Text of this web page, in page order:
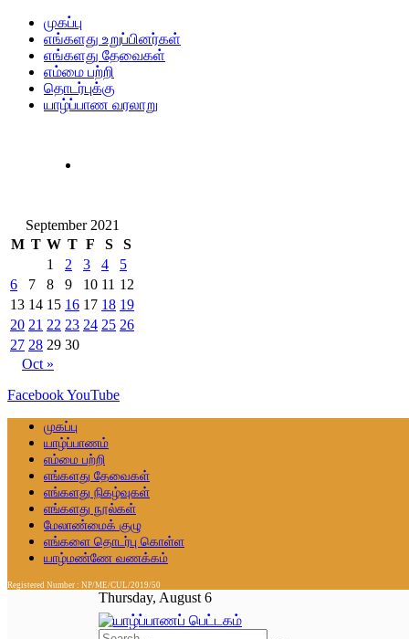
முகப்பு
எங்களது உறுப்பினர்கள்
எங்களது தேவைகள்
எம்மை பற்றி
தொடர்புக்கு
யாழ்ப்பாண வரலாறு
September 2021
M T W T F S
S
1
2 3 4
5
6
7 8 9 10 11 12
13 14 15 16 17 18 19
20 21 22 23 24 25 26
27 28 29 30
Oct »
FacebookYouTube
முகப்பு
யாழ்ப்பாணம்
எம்மை பற்றி
எங்களது தேவைகள்
எங்களது நிகழ்வுகள்
எங்களது நூல்கள்
மேலாண்மைக் குழு
எங்களை தொடர்பு கொள்ள
யாழ்மண்ணே வணக்கம்
Registered Number : NP/ME/CUL/2019/50
Thursday, August 6